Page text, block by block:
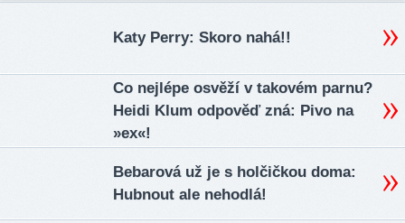
Katy Perry: Skoro nahá!!
Co nejlépe osvěží v takovém parnu?
Heidi Klum odpověď zná: Pivo na
»ex«!
Bebarová už je s holčičkou doma:
Hubnout ale nehodlá!